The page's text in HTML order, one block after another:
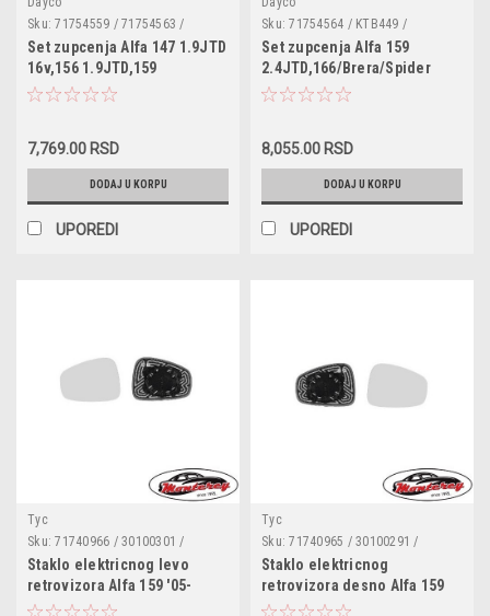
Sku: 71754559 / 71754563 /
1629016 / KTB759 / VKMA02193 /
CT1105K3 / 530056210
Set zupcenja Alfa 147 1.9JTD
16v,156 1.9JTD,159
1.9JTDM/2.0JTDM,Brera
2.0JTDM,Fiat 500x 2.0D,Bravo
II 1.9D/2.0D,Croma
1.9D,Doblo 2.0D,Ducato
2.0D,Stilo 1.9D,JEEP
7,769.00 RSD
DODAJ U KORPU
UPOREDI
Sku: 71754564 / KTB449 /
VKMA02195 / CT1105K2 / 5300625
10
Set zupcenja Alfa 159
2.4JTD,166/Brera/Spider
2.4JTD,Fiat Croma
8,055.00 RSD
DODAJ U KORPU
UPOREDI
Tyc
Sku: 71740966 / 30100301 /
71740968 / 71752065 / 0160837
Staklo elektricnog levo
retrovizora Alfa 159 '05-
'11,Alfa MITO '08- sa
Tyc
Sku: 71740965 / 30100291 /
71752064 / 0160838
Staklo elektricnog
retrovizora desno Alfa 159
'05-'11,Alfa MITO '08- sa